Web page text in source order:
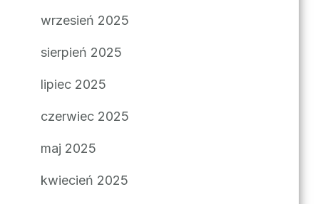
wrzesień 2025
sierpień 2025
lipiec 2025
czerwiec 2025
maj 2025
kwiecień 2025